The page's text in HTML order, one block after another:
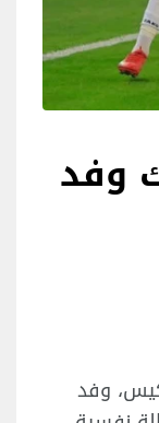
وفد
وفد